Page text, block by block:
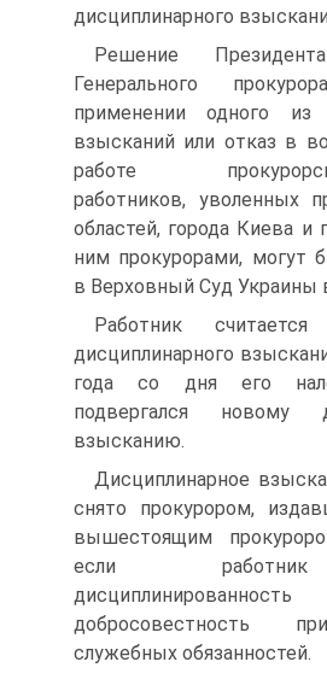
дисциплинарного
Решение
Генерального
применении одного из
взысканий или отказ в
работе
работников, уволенных
областей, города Киева
ним прокурорами, могут
в Верховный Суд Украины
Работник
дисциплинарного
года со дня его
подвергался новому
взысканию.
Дисциплинарное
снято прокурором,
вышестоящим
если
добросовестность
служебных обязанностей.